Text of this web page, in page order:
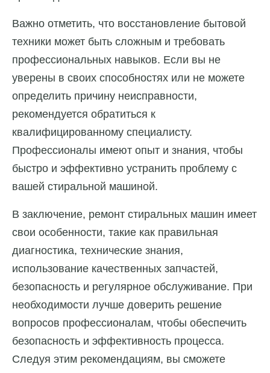
Важно отметить, что восстановление бытовой
техники может быть сложным и требовать
профессиональных навыков. Если вы не
уверены в своих способностях или не можете
определить причину неисправности,
рекомендуется обратиться к
квалифицированному специалисту.
Профессионалы имеют опыт и знания, чтобы
быстро и эффективно устранить проблему с
вашей стиральной машиной.
В заключение, ремонт стиральных машин имеет
свои особенности, такие как правильная
диагностика, технические знания,
использование качественных запчастей,
безопасность и регулярное обслуживание. При
необходимости лучше доверить решение
вопросов профессионалам, чтобы обеспечить
безопасность и эффективность процесса.
Следуя этим рекомендациям, вы сможете